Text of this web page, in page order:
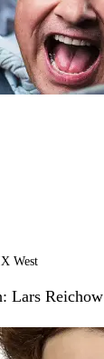
West
Lars Reichow